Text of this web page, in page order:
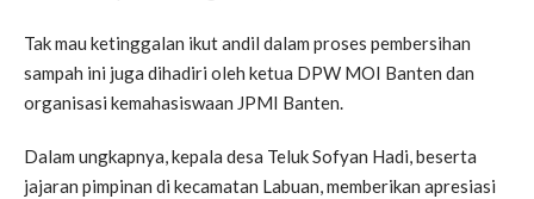
Tak mau ketinggalan ikut andil dalam proses pembersihan
sampah ini juga dihadiri oleh ketua DPW MOI Banten dan
organisasi kemahasiswaan JPMI Banten.
Dalam ungkapnya, kepala desa Teluk Sofyan Hadi, beserta
jajaran pimpinan di kecamatan Labuan, memberikan apresiasi